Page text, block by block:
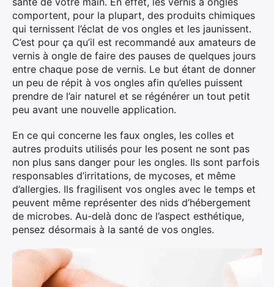
comportent, pour la plupart, des produits chimiques
qui ternissent l’éclat de vos ongles et les jaunissent.
C’est pour ça qu’il est recommandé aux amateurs de
vernis à ongle de faire des pauses de quelques jours
entre chaque pose de vernis. Le but étant de donner
un peu de répit à vos ongles afin qu’elles puissent
prendre de l’air naturel et se régénérer un tout petit
peu avant une nouvelle application.
En ce qui concerne les faux ongles, les colles et
autres produits utilisés pour les posent ne sont pas
non plus sans danger pour les ongles. Ils sont parfois
responsables d’irritations, de mycoses, et même
d’allergies. Ils fragilisent vos ongles avec le temps et
peuvent même représenter des nids d’hébergement
de microbes. Au-delà donc de l’aspect esthétique,
pensez désormais à la santé de vos ongles.